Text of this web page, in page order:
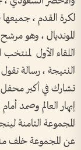
لكرة القدم ،
المونديال ، وهو
اللقاء الأول
النتيجة ، رسالة
تشارك في أكبر محفل
إبهار العالم وصمد
المجموعة الثامنة
عن المجموعة خلف